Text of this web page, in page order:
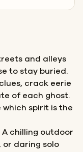
and alleys
to stay buried.
crack eerie
of each ghost.
which spirit is the
A chilling outdoor
or daring solo